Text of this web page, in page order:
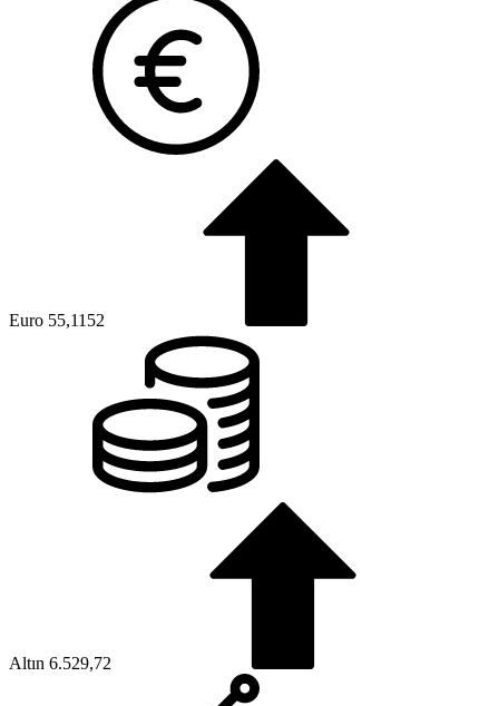
Euro 55,1152
Altın 6.529,72